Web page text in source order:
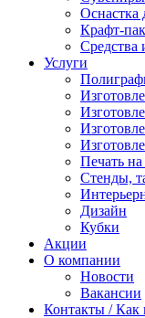
Оснастка
Крафт-
Средства
Услуги
Печать на
Стенды,
Дизайн
Кубки
Акции
О компании
Новости
Вакансии
Контакты / Как